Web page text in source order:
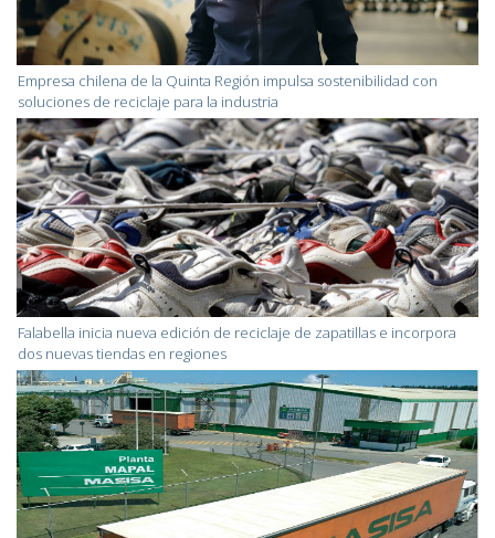
Empresa chilena de la Quinta Región impulsa sostenibilidad con
soluciones de reciclaje para la industria
Falabella inicia nueva edición de reciclaje de zapatillas e incorpora
dos nuevas tiendas en regiones